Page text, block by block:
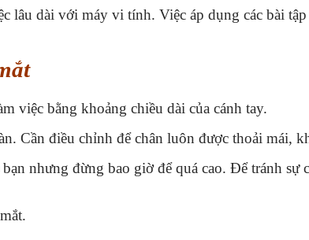
dài với máy vi tính. Việc áp dụng các bài
việc bằng khoảng chiều dài của cánh tay.
Cần điều chỉnh để chân luôn được thoải mái,
nhưng đừng bao giờ để quá cao. Để tránh sự